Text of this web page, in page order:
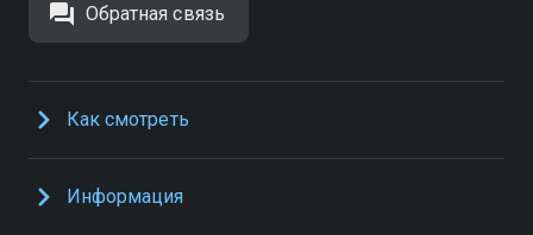
Обратная связь
Как смотреть
Информация